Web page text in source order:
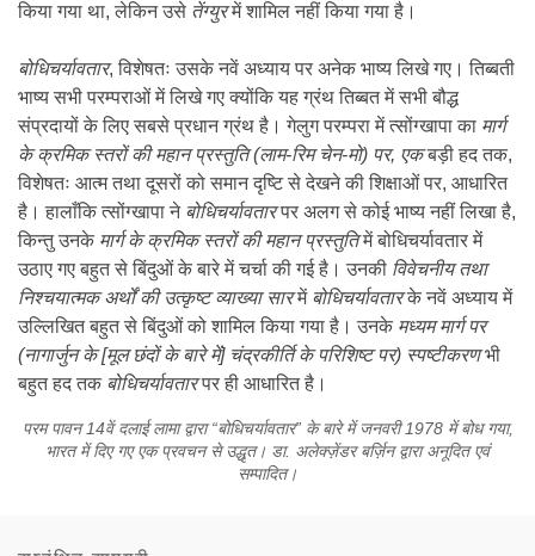
किया गया था, लेकिन उसे तेंग्युरमें शामिल नहीं किया गया है।
बोधिचर्यावतार, विशेषतः उसके नवें अध्याय पर अनेक भाष्य लिखे गए। तिब्बती
भाष्य सभी परम्पराओं में लिखे गए क्योंकि यह ग्रंथ तिब्बत में सभी बौद्ध
संप्रदायों के लिए सबसे प्रधान ग्रंथ है। गेलुग परम्परा में त्सोंग्खापा का मार्ग
के क्रमिक स्तरों की महान प्रस्तुति (लाम-रिम चेन-मो) पर, एकबड़ी हद तक,
विशेषतः आत्म तथा दूसरों को समान दृष्टि से देखने की शिक्षाओं पर, आधारित
है। हालाँकि त्सोंग्खापा ने बोधिचर्यावतारपर अलग से कोई भाष्य नहीं लिखा है,
किन्तु उनके मार्ग के क्रमिक स्तरों की महान प्रस्तुतिमें बोधिचर्यावतार में
उठाए गए बहुत से बिंदुओं के बारे में चर्चा की गई है। उनकी विवेचनीय तथा
निश्चयात्मक अर्थों की उत्कृष्ट व्याख्या सारमें बोधिचर्यावतारके नवें अध्याय में
उल्लिखित बहुत से बिंदुओं को शामिल किया गया है। उनके मध्यम मार्ग पर
(नागार्जुन के[मूल छंदों के बारे में]चंद्रकीर्ति के परिशिष्ट पर) स्पष्टीकरणभी
बहुत हद तक बोधिचर्यावतारपर ही आधारित है।
परम पावन 14वें दलाई लामा द्वारा“बोधिचर्यावतार”के बारे में जनवरी 1978 में बोध गया,
भारत में दिए गए एक प्रवचन से उद्धृत। डा. अलेक्ज़ेंडर बर्ज़िन द्वारा अनूदित एवं
सम्पादित।